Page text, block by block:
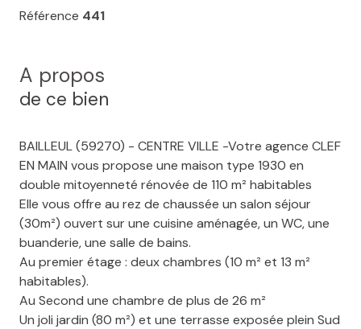
Référence 441
A propos
de ce bien
BAILLEUL (59270) - CENTRE VILLE -Votre agence CLEF
EN MAIN vous propose une maison type 1930 en
double mitoyenneté rénovée de 110 m² habitables
Elle vous offre au rez de chaussée un salon séjour
(30m²) ouvert sur une cuisine aménagée, un WC, une
buanderie, une salle de bains.
Au premier étage : deux chambres (10 m² et 13 m²
habitables).
Au Second une chambre de plus de 26 m²
Un joli jardin (80 m²) et une terrasse exposée plein Sud